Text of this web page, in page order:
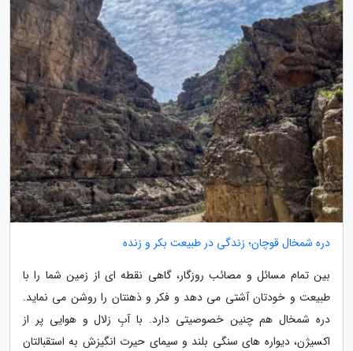
دره شمخال قوچان؛ زندگی در طبیعت بکر و زنده
بین تمام مسائل و مصائب روزگار، گاهی نقطه ای از زمین شما را با
طبیعت و خودتان آشتی می دهد و فکر و ذهنتان را روشن می نماید.
دره شمخال هم چنین خصوصیتی دارد. با آبِ زلال و هوایی پر از
اکسیژن، دیواره های سنگی بلند و سیمای حیرت انگیزش به استقبالتان